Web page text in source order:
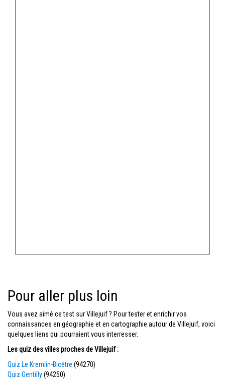
Pour aller plus loin
Vous avez aimé ce test sur Villejuif ? Pour tester et enrichir vos
connaissances en géographie et en cartographie autour de Villejuif, voici
quelques liens qui pourraient vous interresser.
Les quiz des villes proches de Villejuif :
Quiz Le Kremlin-Bicêtre (94270)
Quiz Gentilly(94250)